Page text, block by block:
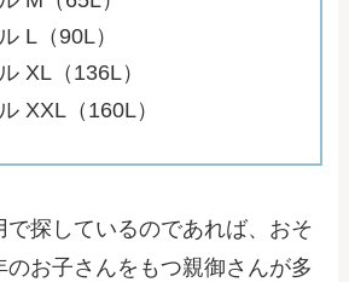
L（90L）
XL（136L）
XXL（160L）
で探しているのであれば、おそ
のお子さんをもつ親御さんが多